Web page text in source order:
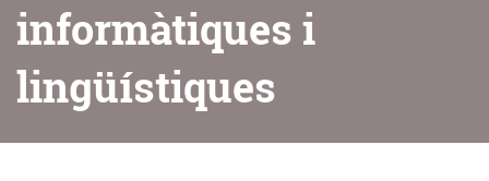
informàtiques i
lingüístiques